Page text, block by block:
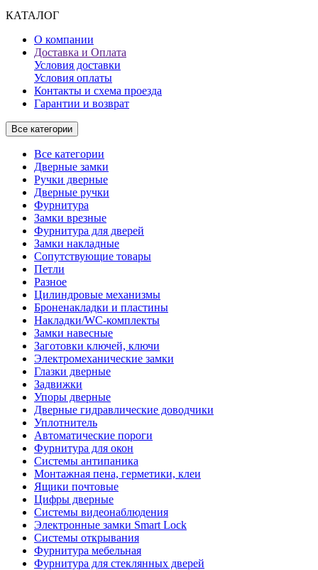
КАТАЛОГ
О компании
Доставка и Оплата
Условия доставки
Условия оплаты
Контакты и схема проезда
Гарантии и возврат
Все категории
Все категории
Дверные замки
Ручки дверные
Дверные ручки
Фурнитура
Замки врезные
Фурнитура для дверей
Замки накладные
Сопутствующие товары
Петли
Разное
Цилиндровые механизмы
Броненакладки и пластины
Накладки/WC-комплекты
Замки навесные
Заготовки ключей, ключи
Электромеханические замки
Глазки дверные
Задвижки
Упоры дверные
Дверные гидравлические доводчики
Уплотнитель
Автоматические пороги
Фурнитура для окон
Системы антипаника
Монтажная пена, герметики, клеи
Ящики почтовые
Цифры дверные
Системы видеонаблюдения
Электронные замки Smart Lock
Системы открывания
Фурнитура мебельная
Фурнитура для стеклянных дверей